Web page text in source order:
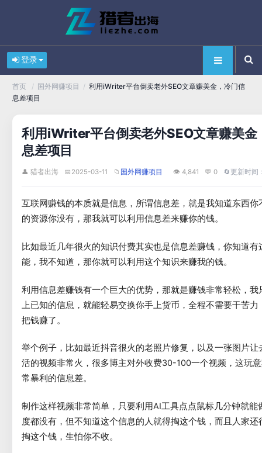
登录
首页 / 国外网赚项目 / 利用iWriter平台倒卖老外SEO文章赚美金，冷门信
息差项目
利用iWriter平台倒卖老外SEO文章赚美金
息差项目
👤 猎者出海 📅 2025-03-11 📁 国外网赚项目 👁 4,841 💬 0 🔄更新时间
互联网赚钱的本质就是信息，所谓信息差，就是我知道东西你
的资源你没有，那我就可以利用信息差来赚你的钱。
比如最近几年很火的知识付费其实也是信息差赚钱，你知道有
能，我不知道，那你就可以利用这个知识来赚我的钱。
利用信息差赚钱有一个巨大的优势，那就是赚钱非常轻松，我
上已知的信息，就能轻易交换你手上货币，全程不需要干苦
把钱赚了。
举个例子，比如最近抖音很火的老照片修复，以及一张图片让
活的视频非常火，很多博主对外收费30-100一个视频，这玩
常暴利的信息差。
制作这样视频非常简单，只要利用AI工具点点鼠标几分钟就能
度都没有，但不知道这个信息的人就得掏这个钱，而且人家还
掏这个钱，生怕你不收。